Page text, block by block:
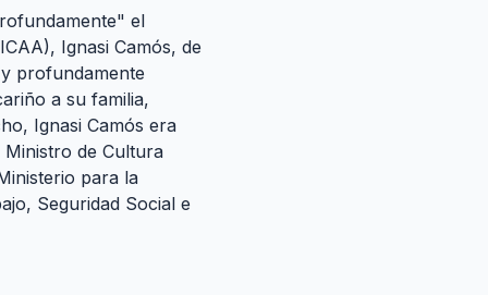
el
Ignasi Camós, de
profundamente
a su familia,
Ignasi Camós era
Ministro de Cultura
para la
Seguridad Social e